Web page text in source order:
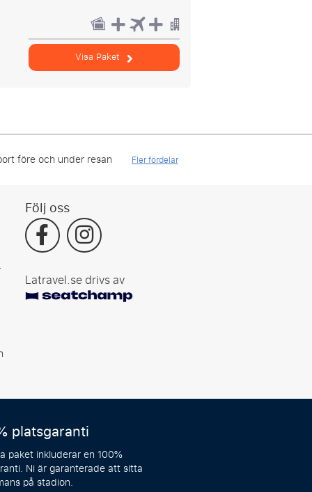
Visa Paket
före och under resan Fler fördelar
Följ oss
Latravel.se drivs av
platsgaranti
paket inkluderar en 100%
Ni är garanterade att sitta
på stadion.